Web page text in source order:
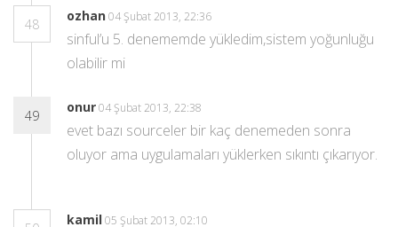
48
ozhan04 Şubat 2013, 22:36
sinful’u 5. denememde yükledim,sistem yoğunluğu
olabilir mi
49
onur04 Şubat 2013, 22:38
evet bazı sourceler bir kaç denemeden sonra
oluyor ama uygulamaları yüklerken sıkıntı çıkarıyor.
kamil05 Şubat 2013, 02:10